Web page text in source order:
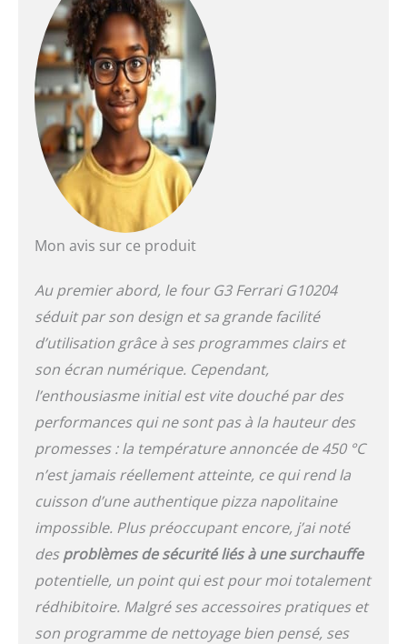
pelle en aluminium Ø30
cm
Mon avis sur ce produit
Au premier abord, le four G3 Ferrari G10204
séduit par son design et sa grande facilité
d’utilisation grâce à ses programmes clairs et
son écran numérique. Cependant,
l’enthousiasme initial est vite douché par des
performances qui ne sont pas à la hauteur des
promesses : la température annoncée de 450 °C
n’est jamais réellement atteinte, ce qui rend la
cuisson d’une authentique pizza napolitaine
impossible. Plus préoccupant encore, j’ai noté
desproblèmes de sécurité liés à une surchauffe
potentielle, un point qui est pour moi totalement
rédhibitoire. Malgré ses accessoires pratiques et
son programme de nettoyage bien pensé, ses